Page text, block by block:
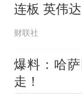
连板 英伟
预警供需缺
财联社
爆料：哈
走！